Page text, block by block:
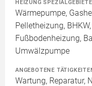
HEIZUNG SPEZIALGEBIETE
Wärmepumpe,
Pelletheizung,
Fußbodenheizung,
Umwälzpumpe
ANGEBOTENE
Wartung, Reparatur,